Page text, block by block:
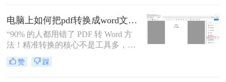
5种完全免费的解决方案。所有方法
均基于官方或开源平台，确保零成
本、无广告、无数据泄露。无需任何
付费，即可实现高质量转换，告别格
式错乱与隐私担忧！
电脑上如何把pdf转换成word文档？这3个高效精准的方法，让你办公效能翻倍！
“90% 的人都用错了 PDF 转 Word 方
法！精准转换的核心不是工具多，而
是选对适配场景”职场中，“PDF 转
Word” 是高频刚需 —— 项目报告需提
赞 踩